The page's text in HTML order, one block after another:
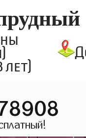
лет)